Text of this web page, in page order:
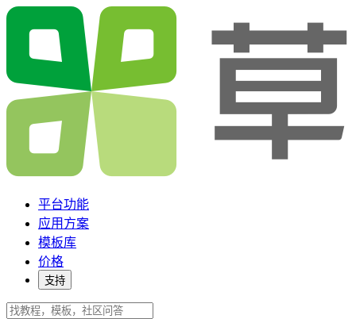
平台功能
应用方案
模板库
价格
支持